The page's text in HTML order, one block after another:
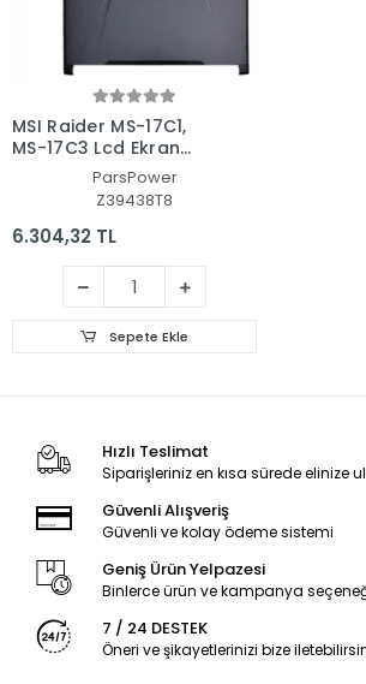
MSI Raider MS-17C1,
MS-17C3 Lcd Ekran
Kasası Cover Bezel -
Çerçeve Set
ParsPower
Z39438T8
6.304,32 TL
Sepete Ekle
Hızlı Teslimat
Siparişleriniz en kısa sürede elinize
Güvenli Alışveriş
Güvenli ve kolay ödeme sistemi
Geniş Ürün Yelpazesi
Binlerce ürün ve kampanya
7 / 24 DESTEK
Öneri ve şikayetlerinizi bize